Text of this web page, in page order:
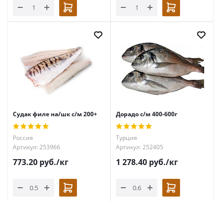
Судак филе на/шк с/м 200+
Россия
Артикул: 253966
773.20 руб./кг
Дорадо с/м 400-600г
Турция
Артикул: 252405
1 278.40 руб./кг